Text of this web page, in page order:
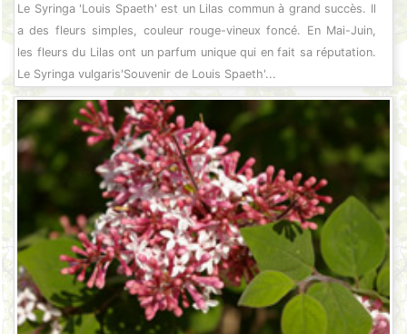
Le Syringa 'Louis Spaeth' est un Lilas commun à grand succès. Il
a des fleurs simples, couleur rouge-vineux foncé. En Mai-Juin,
les fleurs du Lilas ont un parfum unique qui en fait sa réputation.
Le Syringa vulgaris'Souvenir de Louis Spaeth'...